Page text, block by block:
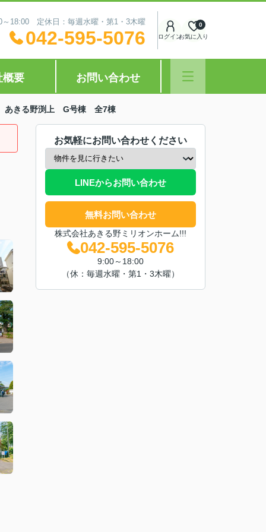
～18:00 定休日：毎週水曜・第1・3木曜
042-595-5076 ログインお気に入り
0
概要 お問い合わせ
あきる野渕上 G号棟 全7棟
お気軽にお問い合わせください
LINEからお問い合わせ
無料お問い合わせ
株式会社あきる野ミリオンホーム!!!
042-595-5076
9:00～18:00
（休：毎週水曜・第1・3木曜）